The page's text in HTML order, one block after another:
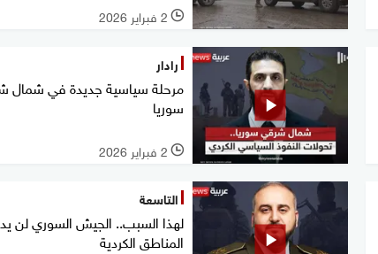
l 2 فبراير 2026
رادار
مرحلة سياسية جديدة في شمال
سوريا
l 2 فبراير 2026
التاسعة
لهذا السبب.. الجيش السوري لن
المناطق الكردية